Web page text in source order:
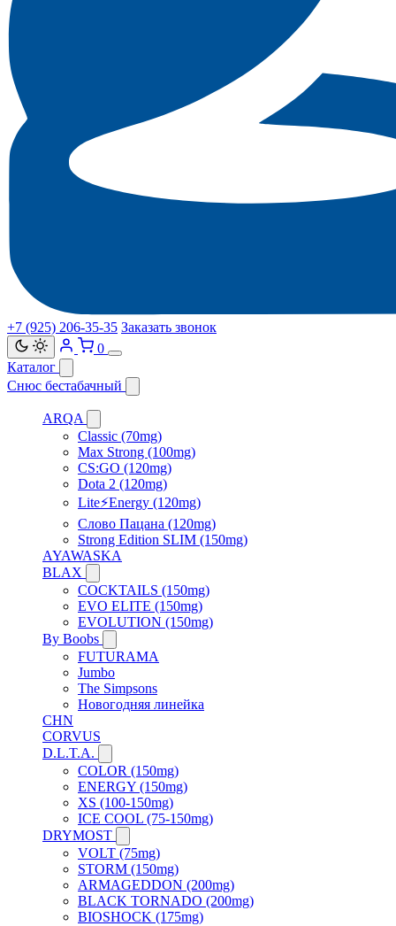
+7 (925) 206‑35‑35 Заказать звонок
0
Каталог
Снюс бестабачный
ARQA
Classic (70mg)
Max Strong (100mg)
CS:GO (120mg)
Dota 2 (120mg)
Lite⚡Energy (120mg)
Слово Пацана (120mg)
Strong Edition SLIM (150mg)
AYAWASKA
BLAX
COCKTAILS (150mg)
EVO ELITE (150mg)
EVOLUTION (150mg)
By Boobs
FUTURAMA
Jumbo
The Simpsons
Новогодняя линейка
CHN
CORVUS
D.L.T.A.
COLOR (150mg)
ENERGY (150mg)
XS (100-150mg)
ICE COOL (75-150mg)
DRYMOST
VOLT (75mg)
STORM (150mg)
ARMAGEDDON (200mg)
BLACK TORNADO (200mg)
BIOSHOCK (175mg)